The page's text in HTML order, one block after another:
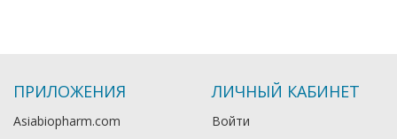
ПРИЛОЖЕНИЯ
Asiabiopharm.com
ЛИЧНЫЙ КАБИНЕТ
Войти